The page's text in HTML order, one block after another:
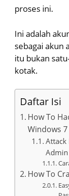
proses ini.
Ini adalah
sebagai akun
itu bukan
kotak.
Daftar Isi
How To
Windows
Attack
How To